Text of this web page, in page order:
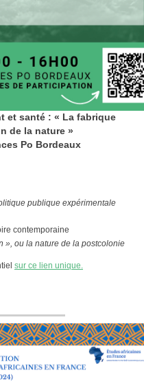
et santé : « La fabrique
de la nature »
Po Bordeaux
publique expérimentale
contemporaine
», ou la nature de la postcolonie
sur ce lien unique.